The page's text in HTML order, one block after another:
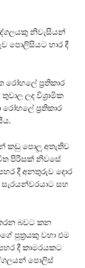
නිවැසියන්
පොලිසියට භාර දී
ප්‍රතිකාර
ලද විශ්‍රාමික
ප්‍රතිකාර
කඩු පොලූ අතැතිව
පිරිසක් නිවසේ
දී අනතුරුව දොර
සහ
බවට කන
පුත්‍රයකු වහා එම
දී කාමරයකට
පොලිස්